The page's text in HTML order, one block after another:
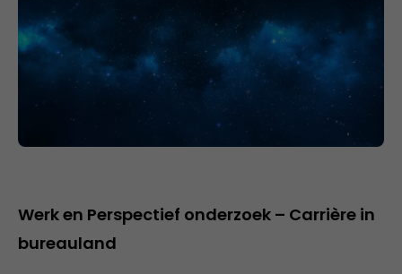
Werk en Perspectief onderzoek – Carrière in
bureauland